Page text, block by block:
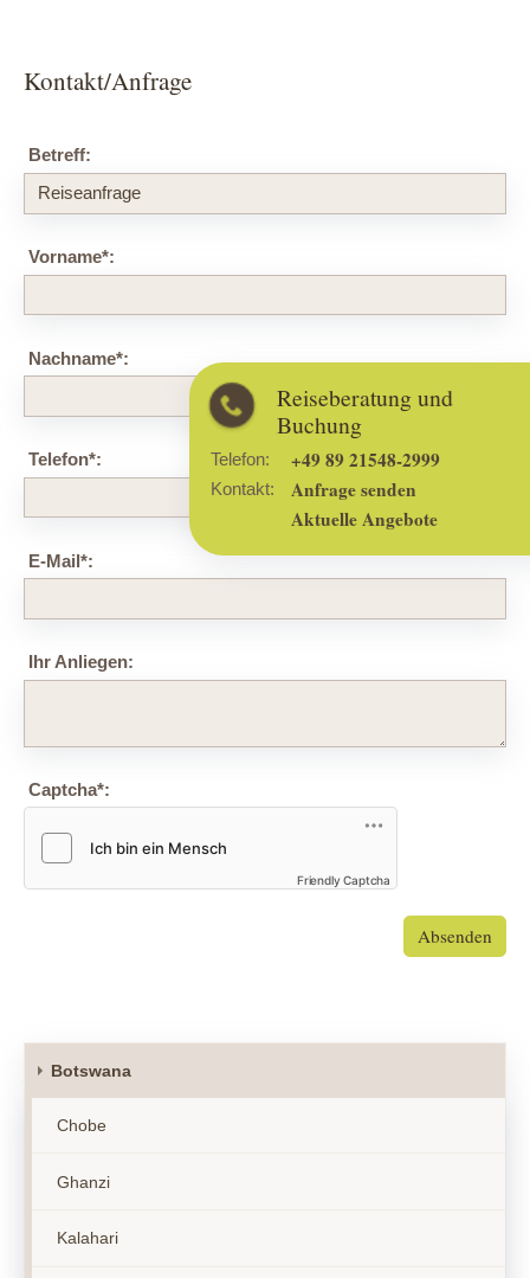
Reiseberatung und
Buchung
Telefon: +49 89 21548-2999
Kontakt:
Anfrage senden
Aktuelle Angebote
Kontakt/Anfrage
Betreff:
Vorname*:
Nachname*:
Telefon*:
E-Mail*:
Ihr Anliegen:
Captcha*:
Friendly Captcha
Absenden
Botswana
Chobe
Ghanzi
Kalahari